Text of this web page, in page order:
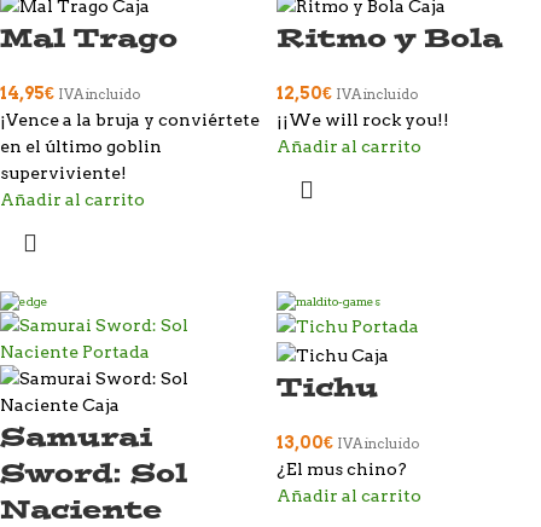
Mal Trago
14,95€ IVA incluido
¡Vence a la bruja y conviértete
en el último goblin
superviviente!
Añadir al carrito
Ritmo y Bola
12,50€ IVA incluido
¡¡We will rock you!!
Añadir al carrito
Samurai
Sword: Sol
Naciente
Tichu
13,00€ IVA incluido
¿El mus chino?
Añadir al carrito